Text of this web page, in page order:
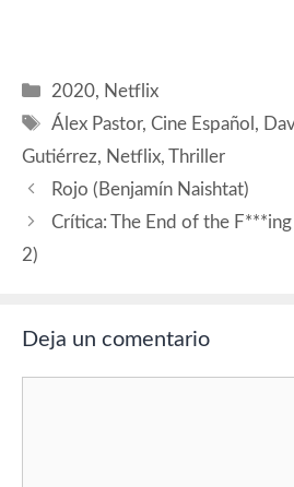
industria cinematográgica.
Dolor y gloria…
Categorías
2020, Netflix
Etiquetas
Álex Pastor,Cine Español ,
Gutiérrez, Netflix, Thriller
Rojo (Benjamín Naishtat)
Crítica: The End of the
2)
Deja un comentario